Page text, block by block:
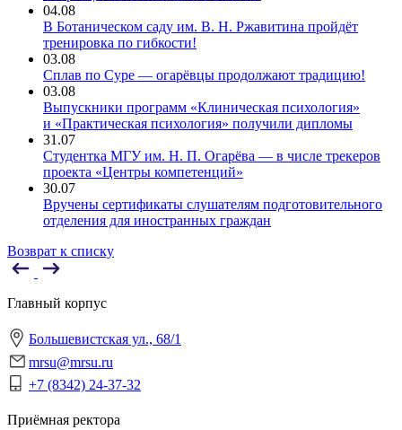
04.08
В Ботаническом саду им. В. Н. Ржавитина пройдёт
тренировка по гибкости!
03.08
Сплав по Суре — огарёвцы продолжают традицию!
03.08
Выпускники программ «Клиническая психология»
и «Практическая психология» получили дипломы
31.07
Студентка МГУ им. Н. П. Огарёва — в числе трекеров
проекта «Центры компетенций»
30.07
Вручены сертификаты слушателям подготовительного
отделения для иностранных граждан
Возврат к списку
Главный корпус
Большевистская ул., 68/1
mrsu@mrsu.ru
+7 (8342) 24-37-32
Приёмная ректора